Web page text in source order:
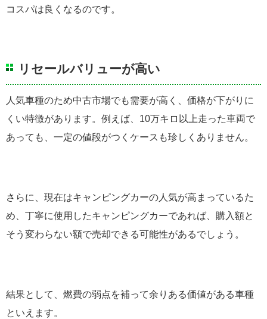
コスパは良くなるのです。
リセールバリューが高い
人気車種のため中古市場でも需要が高く、価格が下がりに
くい特徴があります。例えば、10万キロ以上走った車両で
あっても、一定の値段がつくケースも珍しくありません。
さらに、現在はキャンピングカーの人気が高まっているた
め、丁寧に使用したキャンピングカーであれば、購入額と
そう変わらない額で売却できる可能性があるでしょう。
結果として、燃費の弱点を補って余りある価値がある車種
といえます。